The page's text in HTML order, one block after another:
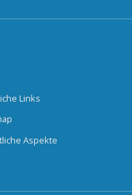
Links
Aspekte